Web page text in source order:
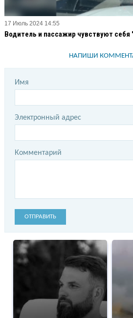
17 Июль 2024 14:55
Водитель и пассажир чувствуют себя
НАПИШИ
Имя
Электронный адрес
Комментарий
ОТПРАВИТЬ